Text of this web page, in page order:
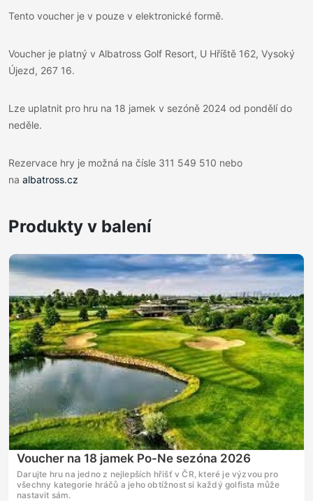
Tento voucher je v pouze v elektronické formě.
Voucher je platný v Albatross Golf Resort, U Hříště 162, Vysoký
Újezd, 267 16.
Lze uplatnit pro hru na 18 jamek v sezóně 2024 od pondělí do
neděle.
Rezervace hry je možná na čísle 311 549 510 nebo
na albatross.cz
Produkty v balení
Voucher na 18 jamek Po-Ne sezóna 2026
Darujte hru na jedno z nejlepších hřišť v ČR, které je výzvou pro
všechny kategorie hráčů a jeho obtížnost si každý golfista může
nastavit sám.